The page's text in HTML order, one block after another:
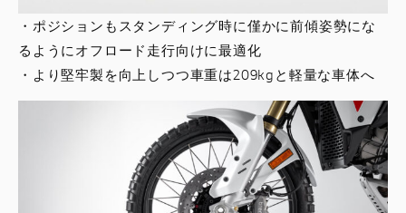
・ポジションもスタンディング時に僅かに前傾姿勢にな
るようにオフロード走行向けに最適化
・より堅牢製を向上しつつ車重は209kgと軽量な車体へ